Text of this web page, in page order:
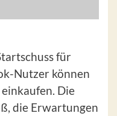
für
Nutzer können
Die
die Erwartungen